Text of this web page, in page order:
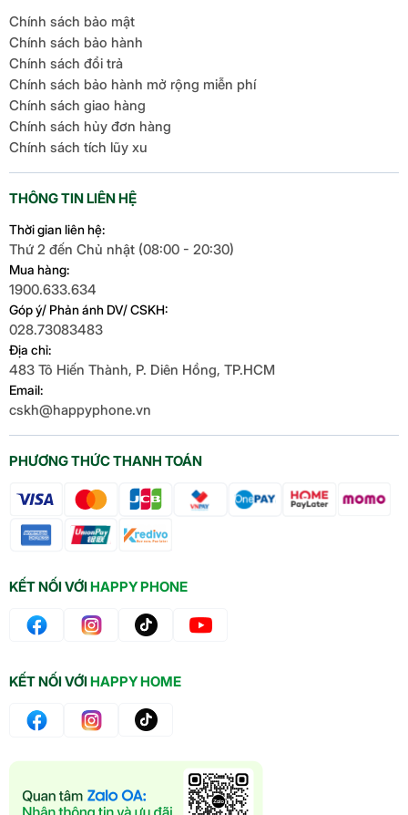
PHƯƠNG THỨC THANH TOÁN
KẾT NỐI VỚIHAPPY PHONE
Chính sách bảo mật
Chính sách bảo hành
Chính sách đổi trả
Chính sách bảo hành mở rộng miễn phí
Chính sách giao hàng
Chính sách hủy đơn hàng
Chính sách tích lũy xu
THÔNG TIN LIÊN HỆ
Thời gian liên hệ:
Thứ 2 đến Chủ nhật (08:00 - 20:30)
Mua hàng:
1900.633.634
Góp ý/ Phản ánh DV/ CSKH:
028.73083483
Địa chỉ:
483 Tô Hiến Thành, P. Diên Hồng, TP.HCM
Email:
cskh@happyphone.vn
KẾT NỐI VỚIHAPPY HOME